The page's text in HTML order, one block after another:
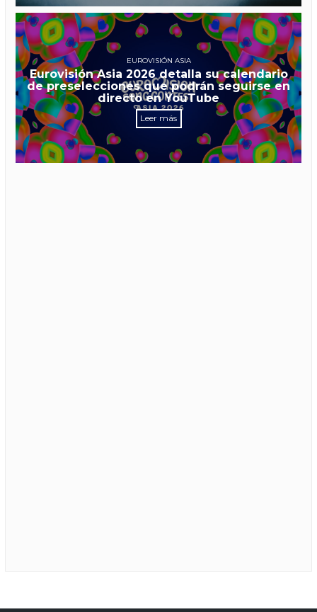
EUROVISIÓN ASIA
Eurovisión Asia 2026 detalla su calendario
de preselecciones que podrán seguirse en
directo en YouTube
Leer más